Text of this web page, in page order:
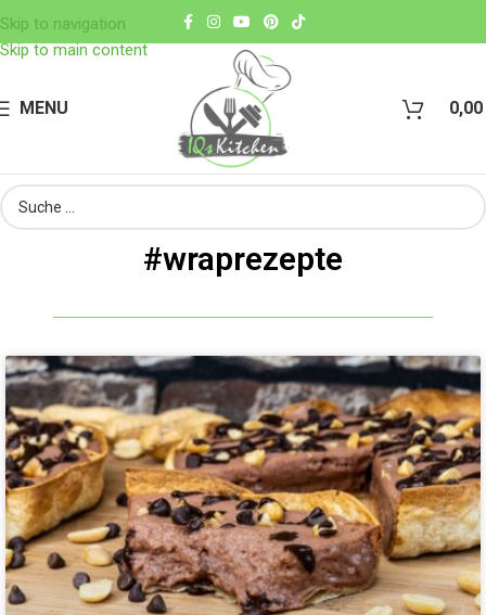
Skip to navigation
Skip to main content
MENU 0,00
#wraprezepte